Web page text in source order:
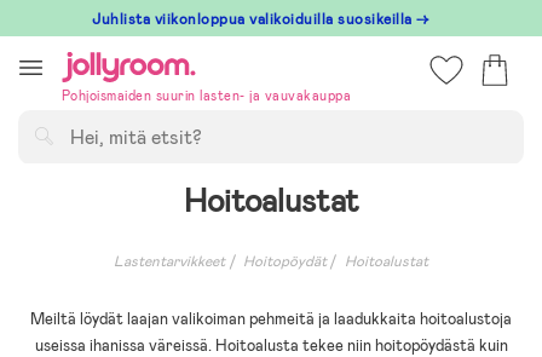
till
innehållet
Juhlista viikonloppua valikoiduilla suosikeilla →
Pohjoismaiden suurin lasten- ja vauvakauppa
Hoitoalustat
Lastentarvikkeet Hoitopöydät Hoitoalustat
Meiltä löydät laajan valikoiman pehmeitä ja laadukkaita hoitoalustoja
useissa ihanissa väreissä. Hoitoalusta tekee niin hoitopöydästä kuin